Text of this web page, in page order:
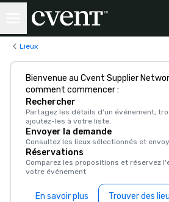
Lieux
Bienvenue au Cvent Supplier
comment commencer :
Rechercher
Partagez les détails d'un événement,
ajoutez-les à votre liste.
Envoyer la demande
Consultez les lieux sélectionnés et
Réservations
Comparez les propositions et réservez
votre événement
En savoir plus Trouver des